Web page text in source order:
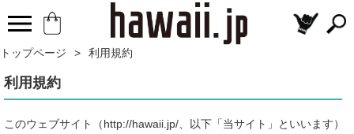
トップページ > 利用規約
利用規約
このウェブサイト（http://hawaii.jp/、以下「当サイト」といいます）